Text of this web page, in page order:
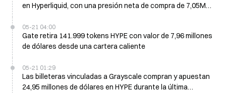
en Hyperliquid, con una presión neta de compra de 7,05M
05-21 04:00
Gate retira 141.999 tokens HYPE con valor de 7,96 millones
de dólares desde una cartera caliente
05-21 01:29
Las billeteras vinculadas a Grayscale compran y apuestan
24,95 millones de dólares en HYPE durante la última